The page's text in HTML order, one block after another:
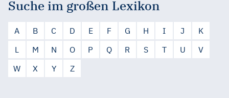
Suche im großen Lexikon
A B C D E F G H I J
K
L
M N O P Q R S T U
V
W
X Y Z